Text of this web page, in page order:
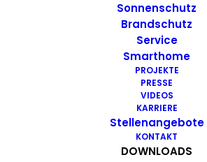
Sonnenschutz
Brandschutz
Service
Smarthome
PROJEKTE
PRESSE
VIDEOS
KARRIERE
Stellenangebote
KONTAKT
DOWNLOADS
Dallwig bietet
Perspektive
Du hast Bock auf einen
Action. Bewirb dich